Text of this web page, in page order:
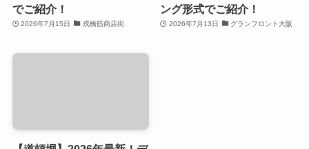
でご紹介！
2026年7月15日 戎橋筋商店街
ング形式でご紹介！
2026年7月13日 グランフロント大阪